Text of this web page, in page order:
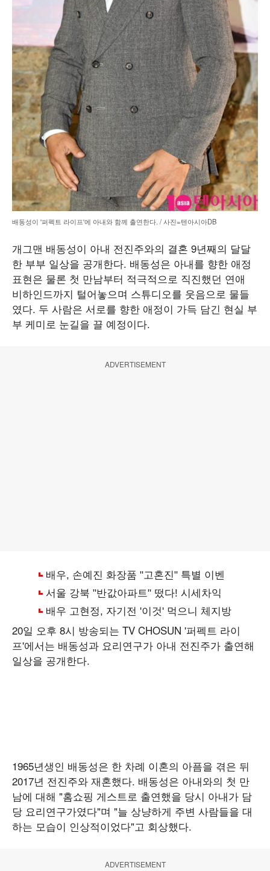
배동성이 '퍼펙트 라이프'에 아내와 함께 출연한다. / 사진=텐아시아DB
개그맨 배동성이 아내 전진주와의 결혼 9년째의 달달
한 부부 일상을 공개한다. 배동성은 아내를 향한 애정
표현은 물론 첫 만남부터 적극적으로 직진했던 연애
비하인드까지 털어놓으며 스튜디오를 웃음으로 물들
였다. 두 사람은 서로를 향한 애정이 가득 담긴 현실 부
부 케미로 눈길을 끌 예정이다.
ADVERTISEMENT
20일 오후 8시 방송되는 TV CHOSUN '퍼펙트 라이
프'에서는 배동성과 요리연구가 아내 전진주가 출연해
일상을 공개한다.
1965년생인 배동성은 한 차례 이혼의 아픔을 겪은 뒤
2017년 전진주와 재혼했다. 배동성은 아내와의 첫 만
남에 대해 "홈쇼핑 게스트로 출연했을 당시 아내가 담
당 요리연구가였다"며 "늘 상냥하게 주변 사람들을 대
하는 모습이 인상적이었다"고 회상했다.
ADVERTISEMENT